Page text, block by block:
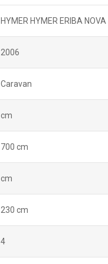
HYMER HYMER ERIBA
2006
Caravan
cm
700 cm
cm
230 cm
4